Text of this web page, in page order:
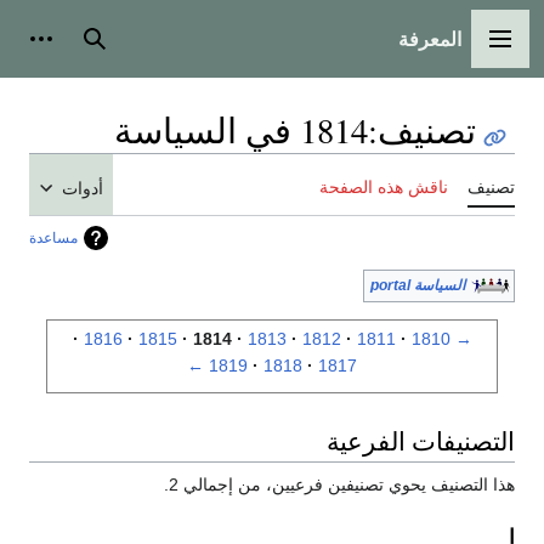
القائمة الرئيسية
المعرفة بحث
تصنيف:1814 في السياسة
تصنيف ناقش هذه الصفحة أدوات
مساعدة
السياسة portal
→
1810
1811
1812
1813
1814
1815
1816
1817
1818
1819
←
التصنيفات الفرعية
هذا التصنيف يحوي تصنيفين فرعيين، من إجمالي 2.